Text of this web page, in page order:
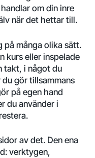
om din inre
när det hettar till.
på många olika sätt.
kurs eller inspelade
takt, i något du
gör tillsammans
på egen hand
du använder i
av det. Den ena
verktygen,